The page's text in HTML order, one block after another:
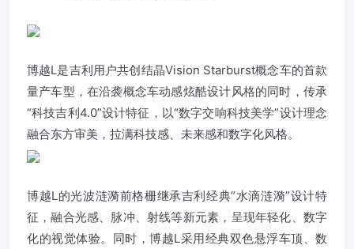
博越L是吉利用户共创结晶Vision Starburst概念车的首款
量产车型，在沿袭概念车动感炫酷设计风格的同时，传承
“科技吉利4.0”设计特征，以“数字交响科技美学”设计理念
融合东方审美，拉满科技感、未来感和数字化风格。
博越L的光波涟漪前格栅继承吉利经典“水滴涟漪”设计特
征，融合光感、脉冲、射线等新元素，呈现年轻化、数字
化的视觉体验。同时，博越L采用经典双色悬浮车顶、数